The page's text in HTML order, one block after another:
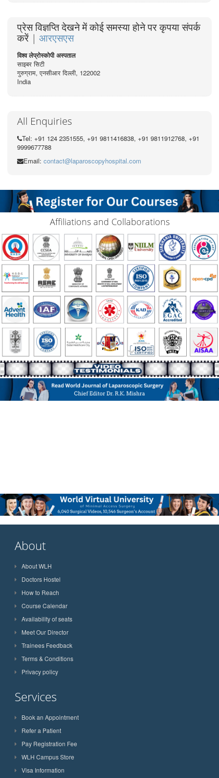
प्रेस विज्ञप्ति देखने में कोई समस्या होने पर कृपया संपर्क
करें | आरएसएस
विश्व लेप्रोस्कोपी अस्पताल
साइबर सिटी
गुरुग्राम, एनसीआर दिल्ली, 122002
India
All Enquiries
Tel: +91 124 2351555, +91 9811416838, +91 9811912768, +91
9999677788
Email: contact@laparoscopyhospital.com
Affiliations and Collaborations
About
About WLH
Doctors Hostel
How to Reach
Course Calendar
Availability of seats
Meet Our Director
Trainees Feedback
Terms & Conditions
Privacy policy
Services
Book an Appointment
Refer a Patient
Pay Registration Fee
WLH Campus Store
Visa Information